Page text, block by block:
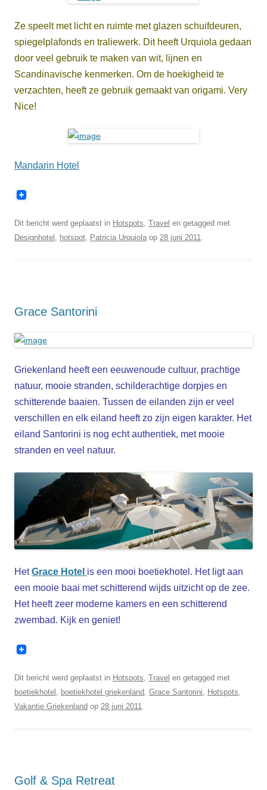
Ze speelt met licht en ruimte met glazen schuifdeuren,
spiegelplafonds en traliewerk. Dit heeft Urquiola gedaan
door veel gebruik te maken van wit, lijnen en
Scandinavische kenmerken. Om de hoekigheid te
verzachten, heeft ze gebruik gemaakt van origami. Very
Nice!
Mandarin Hotel
Dit bericht werd geplaatst in Hotspots, Travel en getagged met
Designhotel , hotspot, Patricia Urquiola op 28 juni 2011.
Grace Santorini
Griekenland heeft een eeuwenoude cultuur, prachtige
natuur, mooie stranden, schilderachtige dorpjes en
schitterende baaien. Tussen de eilanden zijn er veel
verschillen en elk eiland heeft zo zijn eigen karakter. Het
eiland Santorini is nog echt authentiek, met mooie
stranden en veel natuur.
Het Grace Hotel is een mooi boetiekhotel. Het ligt aan
een mooie baai met schitterend wijds uitzicht op de zee.
Het heeft zeer moderne kamers en een schitterend
zwembad. Kijk en geniet!
Dit bericht werd geplaatst in Hotspots, Travel en getagged met
boetiekhotel , boetiekhotel griekenland, Grace Santorini, Hotspots,
Vakantie Griekenland op 28 juni 2011.
Golf & Spa Retreat